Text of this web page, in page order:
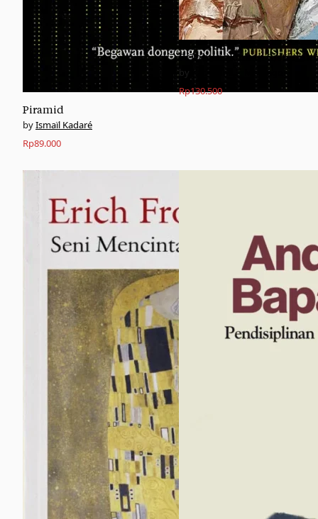
Piramid
Ismaïl Kadaré
Rp89.000
Pembungkaman Sistemik
Katharine E. McGregor
Rp130.500